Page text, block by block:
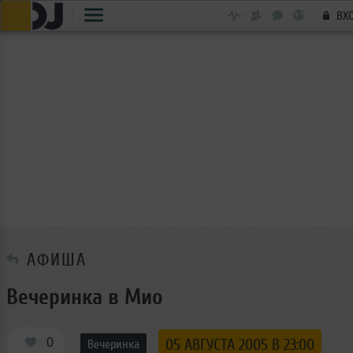
АФИША
Вечеринка в Мио
0 Вечеринка 05 АВГУСТА 2005 В 23:00